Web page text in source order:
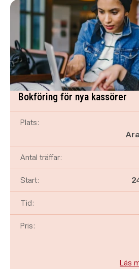
Bokföring för nya kassörer
Plats:
Antal träffar:
Start:
Tid:
Pris:
Läs